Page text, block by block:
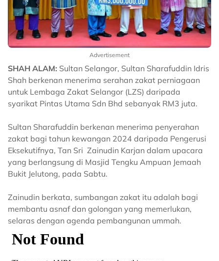
Advertisement
SHAH ALAM: Sultan Selangor, Sultan Sharafuddin Idris
Shah berkenan menerima serahan zakat perniagaan
untuk Lembaga Zakat Selangor (LZS) daripada
syarikat Pintas Utama Sdn Bhd sebanyak RM3 juta.
Sultan Sharafuddin berkenan menerima penyerahan
zakat bagi tahun kewangan 2024 daripada Pengerusi
Eksekutifnya, Tan Sri Zainudin Karjan dalam upacara
yang berlangsung di Masjid Tengku Ampuan Jemaah
Bukit Jelutong, pada Sabtu.
Zainudin berkata, sumbangan zakat itu adalah bagi
membantu asnaf dan golongan yang memerlukan,
selaras dengan agenda pembangunan ummah.